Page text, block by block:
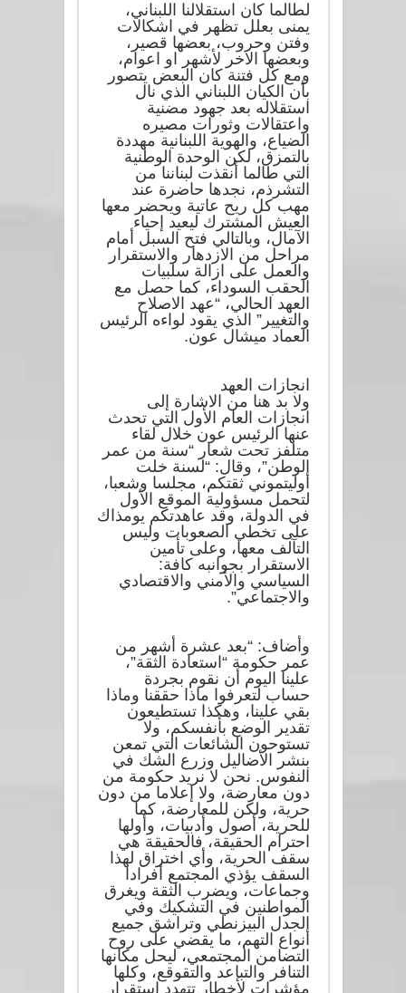
لطالما كان استقلالنا اللبناني،
يمنى بعلل تظهر في اشكالات
وفتن وحروب، بعضها قصير،
وبعضها الاخر لأشهر او اعوام،
ومع كل فتنة كان البعض يتصور
بأن الكيان اللبناني الذي نال
استقلاله بعد جهود مضنية
واعتقالات وثورات مصيره
الضياع، والهوية اللبنانية مهددة
بالتمزق، لكن الوحدة الوطنية
التي طالما أنقذت لبناننا من
التشرذم، نجدها حاضرة عند
مهب كل ريح عاتية ويحضر معها
العيش المشترك ليعيد إحياء
الآمال، وبالتالي فتح السبل أمام
مراحل من الازدهار والاستقرار
والعمل على ازالة سلبيات
الحقب السوداء، كما حصل مع
العهد الحالي، “عهد الاصلاح
والتغيير” الذي يقود لواءه الرئيس
العماد ميشال عون.
انجازات العهد
ولا بد هنا من الاشارة إلى
انجازات العام الأول التي تحدث
عنها الرئيس عون خلال لقاء
متلفز تحت شعار “سنة من عمر
الوطن”، وقال: “لسنة خلت
أوليتموني ثقتكم، مجلسا وشعبا،
لتحمل مسؤولية الموقع الأول
في الدولة، وقد عاهدتكم يومذاك
على تخطي الصعوبات وليس
التآلف معها، وعلى تأمين
الاستقرار بجوانبه كافة:
السياسي والأمني والاقتصادي
والاجتماعي”.
وأضاف: “بعد عشرة أشهر من
عمر حكومة “استعادة الثقة”،
علينا اليوم أن نقوم بجردة
حساب لتعرفوا ماذا حققنا وماذا
بقي علينا، وهكذا تستطيعون
تقدير الوضع بأنفسكم، ولا
تستوحون الشائعات التي تمعن
بنشر الأضاليل وزرع الشك في
النفوس. نحن لا نريد حكومة من
دون معارضة، ولا إعلاما من دون
حرية، ولكن للمعارضة، كما
للحرية، أصول وأدبيات، وأولها
احترام الحقيقة، فالحقيقة هي
سقف الحرية، وأي اختراق لهذا
السقف يؤذي المجتمع أفرادا
وجماعات، ويضرب الثقة ويغرق
المواطنين في التشكيك وفي
الجدل البيزنطي وتراشق جميع
أنواع التهم، ما يقضي على روح
التضامن المجتمعي، ليحل مكانها
التنافر والتباعد والتقوقع، وكلها
مؤشرات لأخطار تتهدد استقرار